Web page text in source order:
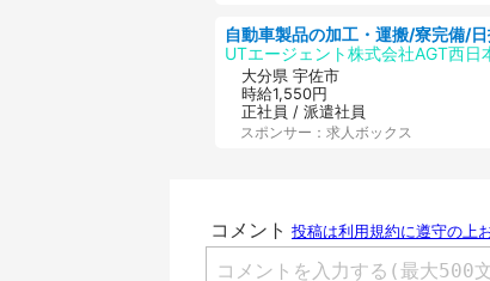
大分県 宇佐市
時給1,550円
正社員 / 派遣社員
スポンサー：求人ボックス